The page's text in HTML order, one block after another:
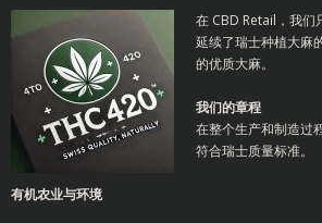
在 CBD Retail，我们
延续了瑞士种植大麻
的优质大麻。
我们的章程
在整个生产和制造过
符合瑞士质量标准。
有机农业与环境